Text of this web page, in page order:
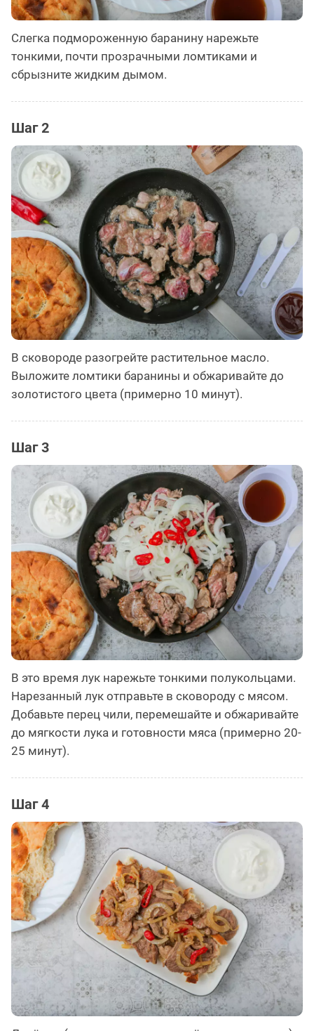
Слегка подмороженную баранину нарежьте
тонкими, почти прозрачными ломтиками и
сбрызните жидким дымом.
Шаг 2
В сковороде разогрейте растительное масло.
Выложите ломтики баранины и обжаривайте до
золотистого цвета (примерно 10 минут).
Шаг 3
В это время лук нарежьте тонкими полукольцами.
Нарезанный лук отправьте в сковороду с мясом.
Добавьте перец чили, перемешайте и обжаривайте
до мягкости лука и готовности мяса (примерно 20-
25 минут).
Шаг 4